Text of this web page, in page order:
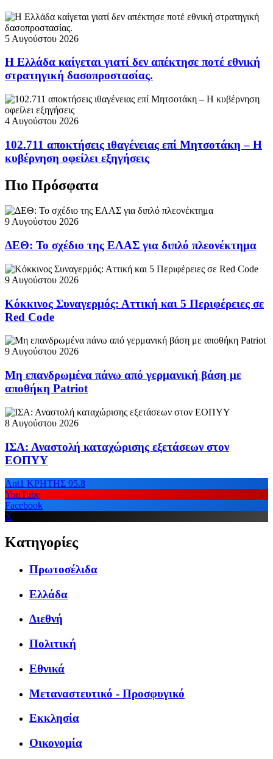
5 Αυγούστου 2026
Η Ελλάδα καίγεται γιατί δεν απέκτησε ποτέ εθνική
στρατηγική δασοπροστασίας.
4 Αυγούστου 2026
102.711 αποκτήσεις ιθαγένειας επί Μητσοτάκη – Η
κυβέρνηση οφείλει εξηγήσεις
Πιο Πρόσφατα
9 Αυγούστου 2026
ΔΕΘ: Το σχέδιο της ΕΛΑΣ για διπλό πλεονέκτημα
9 Αυγούστου 2026
Κόκκινος Συναγερμός: Αττική και 5 Περιφέρειες σε
Red Code
9 Αυγούστου 2026
Μη επανδρωμένα πάνω από γερμανική βάση με
αποθήκη Patriot
8 Αυγούστου 2026
ΙΣΑ: Αναστολή καταχώρισης εξετάσεων στον
ΕΟΠΥΥ
Ant1 ΚΡΗΤΗΣ 95.8
YouTube
Facebook
X
Κατηγορίες
Πρωτοσέλιδα
Ελλάδα
Διεθνή
Πολιτική
Εθνικά
Μεταναστευτικό - Προσφυγικό
Εκκλησία
Οικονομία